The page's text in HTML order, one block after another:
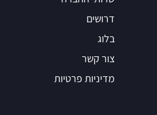
דרושים
בלוג
צור קשר
מדיניות פרטיות